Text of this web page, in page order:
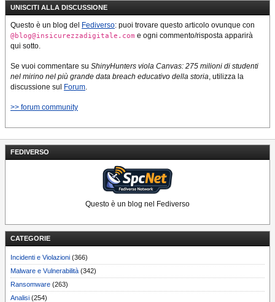
FEDIVERSO
Questo è un blog nel Fediverso
CATEGORIE
Incidenti e Violazioni (366)
Malware e Vulnerabilità (342)
Ransomware (263)
Analisi (254)
UNISCITI ALLA DISCUSSIONE
Questo è un blog del Fediverso: puoi trovare questo articolo ovunque con
@blog@insicurezzadigitale.com e ogni commento/risposta apparirà
qui sotto.
Se vuoi commentare su ShinyHunters viola Canvas: 275 milioni di studenti
nel mirino nel più grande data breach educativo della storia, utilizza la
discussione sul
Forum.
>> forum community